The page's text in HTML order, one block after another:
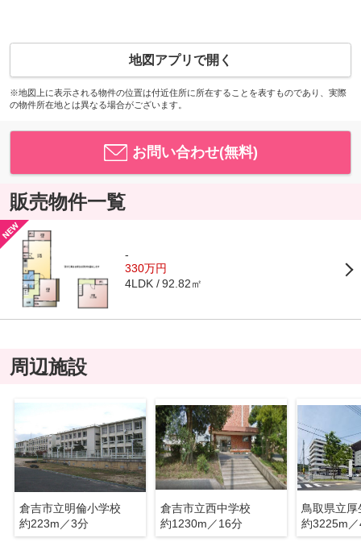
地図アプリで開く
※地図上に表示される物件の位置は付近住所に所在することを表すものであり、実際
の物件所在地とは異なる場合がございます。
お問い合わせ(無料)
販売物件一覧
-
330万円
4LDK 92.82㎡
周辺施設
倉吉市立明倫小学校
約223m／3分
倉吉市立西中学校
約1230m／16分
鳥取県立厚
約3225m